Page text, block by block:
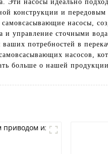
Эти насосы идеально
конструкции и
насосы,
и управление сточными
потребностей в
насосов,
больше о нашей